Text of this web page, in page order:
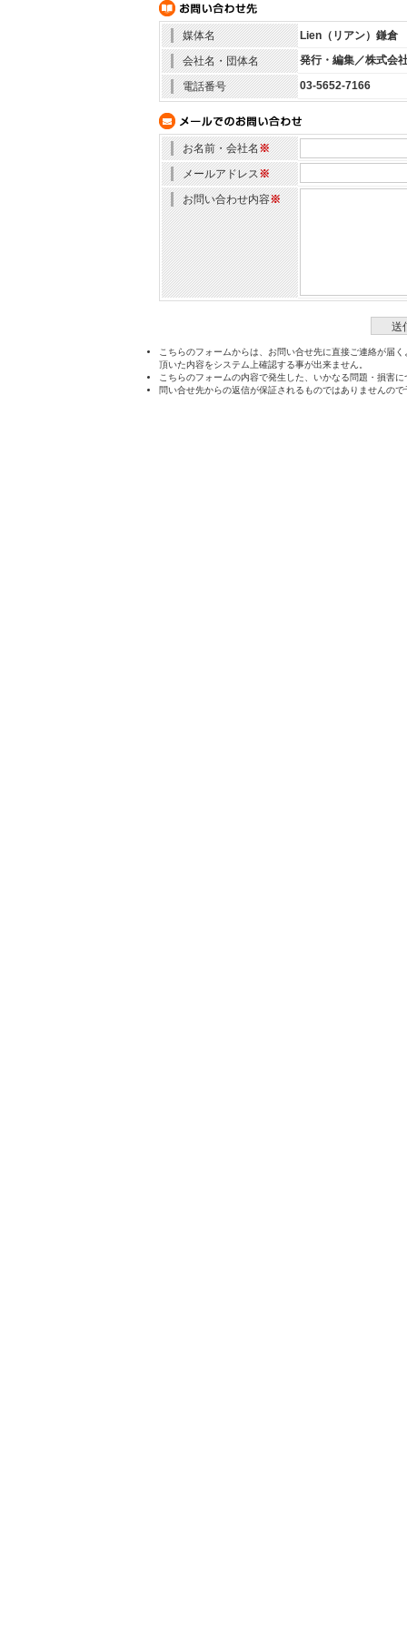
媒体名
Lien（リアン）鎌倉
会社名・団体名
発行・編集／株式会
電話番号 03-5652-7166
お名前・会社名※
メールアドレス※
お問い合わせ内容※
こちらのフォームからは、お問い合せ先に直接ご連絡が届
頂いた内容をシステム上確認する事が出来ません。
こちらのフォームの内容で発生した、いかなる問題・損害
問い合せ先からの返信が保証されるものではありませんの